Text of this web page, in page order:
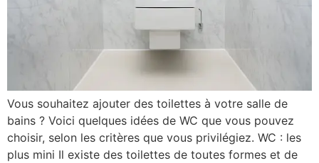
Vous souhaitez ajouter des toilettes à votre salle de
bains ? Voici quelques idées de WC que vous pouvez
choisir, selon les critères que vous privilégiez. WC : les
plus mini Il existe des toilettes de toutes formes et de